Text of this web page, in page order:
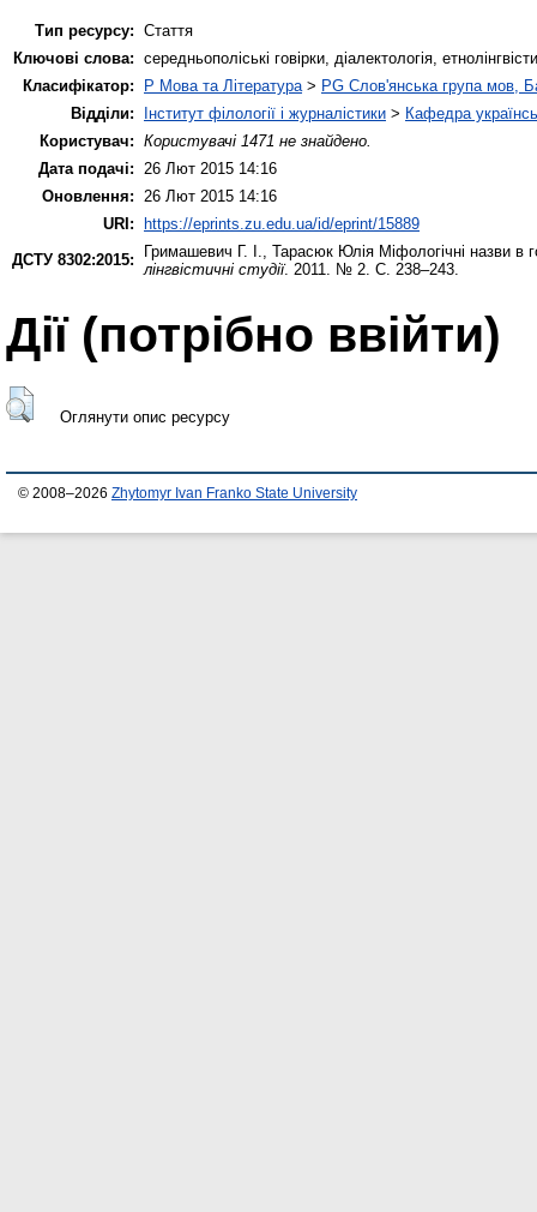
Тип ресурсу: Стаття
Ключові слова: середньополіські говірки, діалектологія,
Класифікатор:
P Мова та Література > PG Слов'янська група мов,
Відділи:
Інститут філології і журналістики > Кафедра
Користувач: Користувачі 1471 не знайдено.
Дата подачі:
26 Лют 2015 14:16
Оновлення:
26 Лют 2015 14:16
URI: https://eprints.zu.edu.ua/id/eprint/15889
ДСТУ 8302:2015:
Гримашевич Г. І. Тарасюк Юлія Міфологічні назви в
лінгвістичні студії. 2011. № 2. С. 238–243.
Дії ​​(потрібно ввійти)
Оглянути опис ресурсу
© 2008–2026 Zhytomyr Ivan Franko State University